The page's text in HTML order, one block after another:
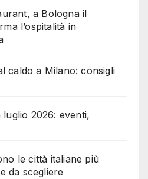
a Bologna il
l’ospitalità in
caldo a Milano: consigli
2026: eventi,
le città italiane più
da scegliere